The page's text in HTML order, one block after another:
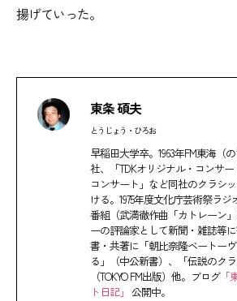
揚げていった。
東条 碩夫
とうじょう・ひろお
早稲田大学卒。1963年FM東海（
社、「TDKオリジナル・コンサー
コンサート」など同社のクラシ
ける。1975年度文化庁芸術祭ラ
番組（武満徹作曲「カトレーン
ーの評論家として新聞・雑誌等
書・共著に「朝比奈隆ベートー
る」（中公新書）、「伝説のク
（TOKYO FM出版）他。ブログ「
ト日記」 公開中。